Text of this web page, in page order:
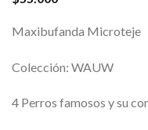
Maxibufanda Microteje
Colección: WAUW
4 Perros famosos y su